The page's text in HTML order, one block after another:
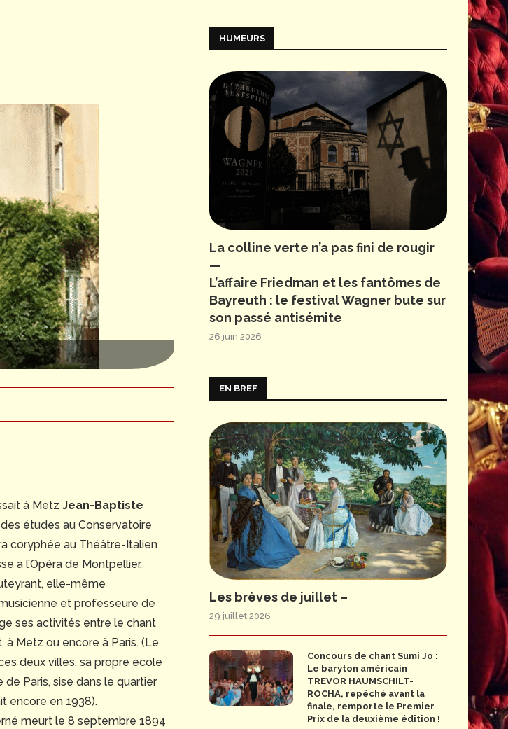
à Metz Jean-Baptiste
études au Conservatoire
coryphée au Théâtre-Italien
à l’Opéra de Montpellier.
elle-même
et professeure de
ses activités entre le chant
à Metz ou encore à Paris. (Le
deux villes, sa propre école
de Paris, sise dans le quartier
encore en 1938).
meurt le 8 septembre 1894
HUMEURS
La colline verte n’a pas fini de rougir
—
L’affaire Friedman et les fantômes de
Bayreuth : le festival Wagner bute sur
son passé antisémite
26 juin 2026
EN BREF
Les brèves de juillet –
29 juillet 2026
Concours de chant Sumi Jo :
Le baryton américain
TREVOR HAUMSCHILT-
ROCHA, repêché avant la
finale, remporte le Premier
Prix de la deuxième édition !